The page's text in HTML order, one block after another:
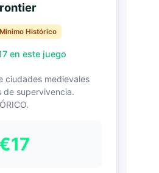
Mínimo Histórico
en este juego
ciudades medievales
de supervivencia.